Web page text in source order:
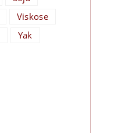
Viskose
Yak